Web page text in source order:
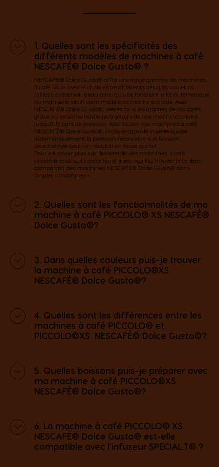
1. Quelles sont les spécificités des
différents modèles de machines à café
NESCAFÉ® Dolce Gusto® ?
NESCAFÉ® Dolce Gusto® offre une large gamme de machines
à café. Vous avez le choix entre différents designs, couleurs,
tailles de réservoir d’eau ainsi qu’une fonctionnalité automatique
ou manuelle selon votre modèle de machine à café. Avec
NESCAFÉ® Dolce Gusto®, libérez tous les arômes de vos cafés
grâce au système haute technologie de nos machines allant
jusqu'à 15 bars de pression. Avec toutes nos machines à café
NESCAFÉ® Dolce Gusto®, chaque capsule insérée ajuste
automatiquement la pression nécessaire à la boisson
sélectionnée pour un résultat en tasse parfait.
Pour en savoir plus sur l’ensemble des machines à café
disponibles et leurs caractéristiques, veuillez trouver le tableau
comparatif des machines NESCAFÉ® Dolce Gusto® dans
l'onglet « machines ».
2. Quelles sont les fonctionnalités de ma
machine à café PICCOLO® XS NESCAFÉ®
Dolce Gusto®?
3. Dans quelles couleurs puis-je trouver
la machine à café PICCOLO®XS
NESCAFÉ® Dolce Gusto®?
4. Quelles sont les différences entre les
machines à café PICCOLO® et
PICCOLO®XS NESCAFÉ® Dolce Gusto®?
5. Quelles boissons puis-je préparer avec
ma machine à café PICCOLO®XS
NESCAFÉ® Dolce Gusto®?
6. La machine à café PICCOLO® XS
NESCAFÉ® Dolce Gusto® est-elle
compatible avec l’infuseur SPECIAL.T® ?